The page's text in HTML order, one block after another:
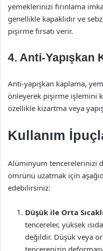
yemeklerinizi fırınlama
genellikle kapaklıdır ve
pişirme fırsatı verir.
4. Anti-Yapışkan
Anti-yapışkan kaplama,
önleyerek pişirme işlemini
özellikle kızartma veya
Kullanım
Alüminyum tencerelerinizi
ömrünü uzatmak için
edebilirsiniz:
Düşük ile Orta
tencereler, yüksek
değildir. Düşük veya
tencerenizin